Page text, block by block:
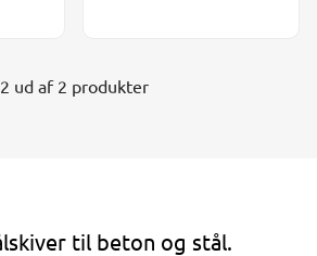
2 ud af 2 produkter
til beton og stål.